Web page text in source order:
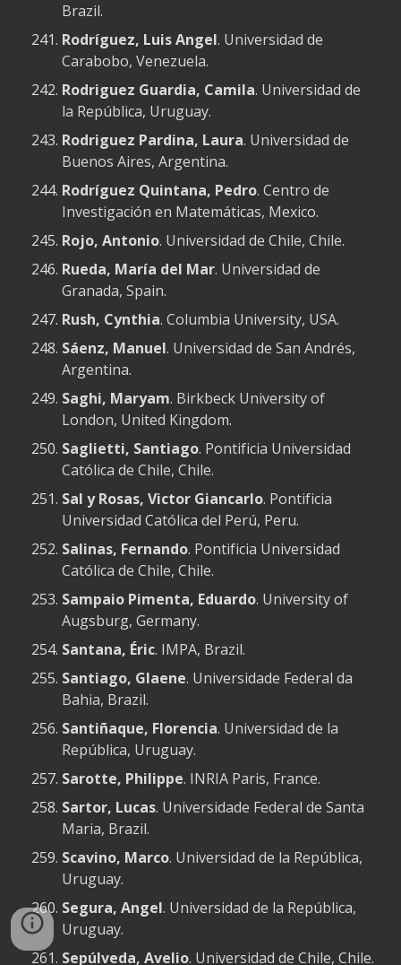
Brazil.
Rodríguez, Luis Angel. Universidad de
Carabobo, Venezuela.
Rodriguez Guardia, Camila. Universidad de
la República, Uruguay.
Rodriguez Pardina, Laura. Universidad de
Buenos Aires, Argentina.
Rodríguez Quintana, Pedro. Centro de
Investigación en Matemáticas, Mexico.
Rojo, Antonio. Universidad de Chile, Chile.
Rueda, María del Mar. Universidad de
Granada, Spain.
Rush, Cynthia. Columbia University, USA.
Sáenz, Manuel. Universidad de San Andrés,
Argentina.
Saghi, Maryam. Birkbeck University of
London, United Kingdom.
Saglietti, Santiago. Pontificia Universidad
Católica de Chile, Chile.
Sal y Rosas, Victor Giancarlo. Pontificia
Universidad Católica del Perú, Peru.
Salinas, Fernando. Pontificia Universidad
Católica de Chile, Chile.
Sampaio Pimenta, Eduardo. University of
Augsburg, Germany.
Santana, Éric. IMPA, Brazil.
Santiago, Glaene. Universidade Federal da
Bahia, Brazil.
Santiñaque, Florencia. Universidad de la
República, Uruguay.
Sarotte, Philippe. INRIA Paris, France.
Sartor, Lucas. Universidade Federal de Santa
Maria, Brazil.
Scavino, Marco. Universidad de la República,
Uruguay.
Segura, Angel. Universidad de la República,
Uruguay.
Sepúlveda, Avelio. Universidad de Chile, Chile.